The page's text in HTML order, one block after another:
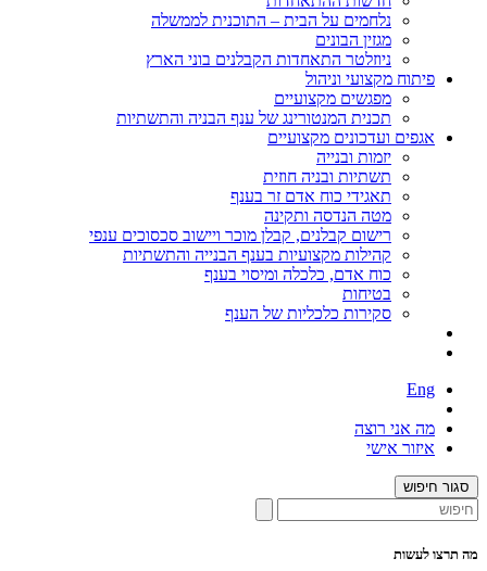
נלחמים על הבית – התוכנית לממשלה
מגזין הבונים
ניוזלטר התאחדות הקבלנים בוני הארץ
פיתוח מקצועי וניהול
מפגשים מקצועיים
תכנית המנטורינג של ענף הבניה והתשתיות
אגפים ועדכונים מקצועיים
יזמות ובנייה
תשתיות ובניה חוזית
תאגידי כוח אדם זר בענף
מטה הנדסה ותקינה
רישום קבלנים, קבלן מוכר ויישוב סכסוכים ענפי
קהילות מקצועיות בענף הבנייה והתשתיות
כוח אדם, כלכלה ומיסוי בענף
בטיחות
סקירות כלכליות של הענף
Eng
מה אני רוצה
איזור אישי
סגור חיפוש
מה תרצו לעשות